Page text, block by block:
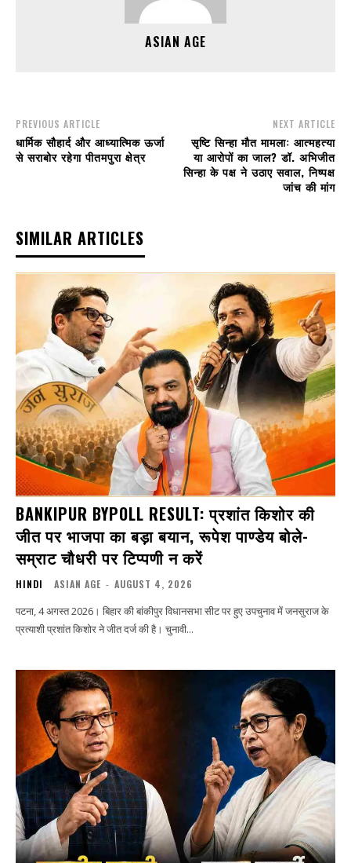
ASIAN AGE
PREVIOUS ARTICLE
धार्मिक सौहार्द और आध्यात्मिक ऊर्जा
से सराबोर रहेगा पीतमपुरा क्षेत्र
NEXT ARTICLE
सृष्टि सिन्हा मौत मामला: आत्महत्या
या आरोपों का जाल? डॉ. अभिजीत
सिन्हा के पक्ष ने उठाए सवाल, निष्पक्ष
जांच की मांग
SIMILAR ARTICLES
BANKIPUR BYPOLL RESULT: प्रशांत किशोर की
जीत पर भाजपा का बड़ा बयान, रूपेश पाण्डेय बोले-
सम्राट चौधरी पर टिप्पणी न करें
HINDI ASIAN AGE - AUGUST 4, 2026
पटना, 4 अगस्त 2026। बिहार की बांकीपुर विधानसभा सीट पर हुए उपचुनाव में जनसुराज के
प्रत्याशी प्रशांत किशोर ने जीत दर्ज की है। चुनावी...